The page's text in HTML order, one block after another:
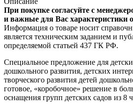
При покупке согласуйте с
и важные для Вас характеристики
Информация о товаре носит
является техническим заданием и
определяемой статьей 437 ГК РФ.
Специальное предложение для
дошкольного развития, детских
творческого развития детей
готовое, «коробочное» решение в
оснащения групп детских садов из 8